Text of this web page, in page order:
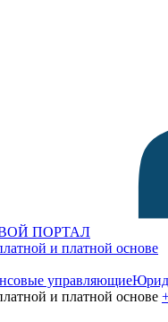
ПОРТАЛ
и платной основе
управляющие
и платной основе